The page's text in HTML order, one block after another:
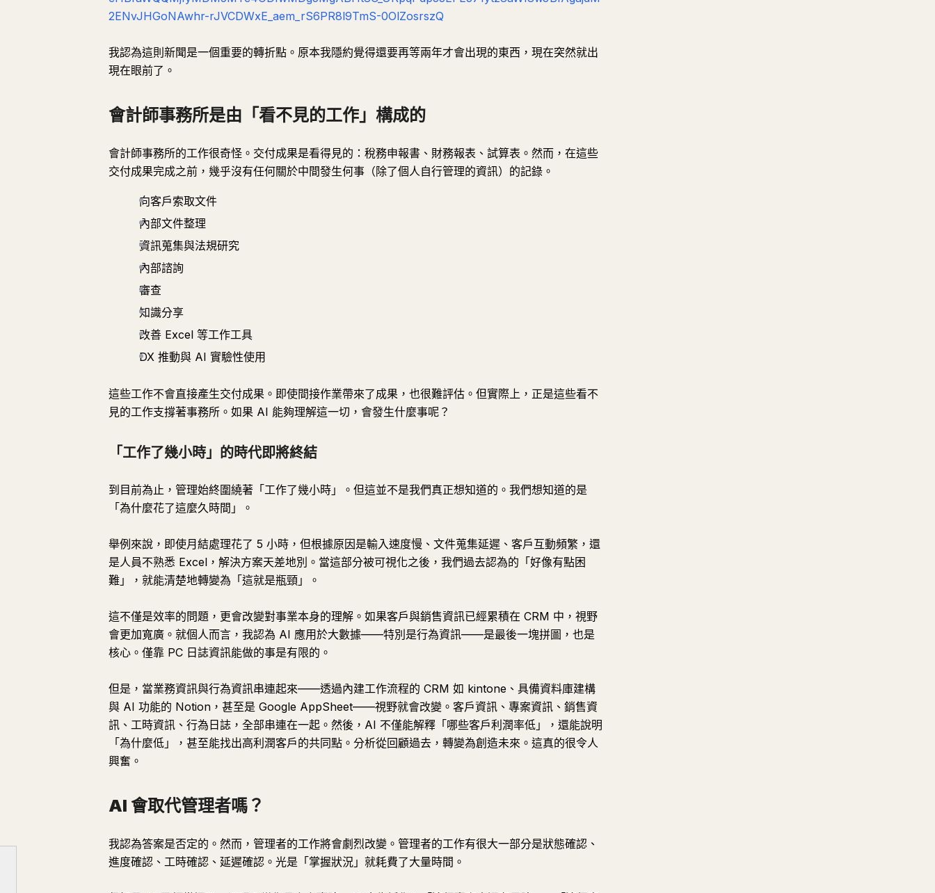
2ENvJHGoNAwhr-rJVCDWxE_aem_rS6PR8l9TmS-0OlZosrszQ
我認為這則新聞是一個重要的轉折點。原本我隱約覺得還要再等兩年才會出現的東西，現在突然就出
現在眼前了。
會計師事務所是由「看不見的工作」構成的
會計師事務所的工作很奇怪。交付成果是看得見的：稅務申報書、財務報表、試算表。然而，在這些
交付成果完成之前，幾乎沒有任何關於中間發生何事（除了個人自行管理的資訊）的記錄。
向客戶索取文件
內部文件整理
資訊蒐集與法規研究
內部諮詢
審查
知識分享
改善 Excel 等工作工具
DX 推動與 AI 實驗性使用
這些工作不會直接產生交付成果。即使間接作業帶來了成果，也很難評估。但實際上，正是這些看不
見的工作支撐著事務所。如果 AI 能夠理解這一切，會發生什麼事呢？
「工作了幾小時」的時代即將終結
到目前為止，管理始終圍繞著「工作了幾小時」。但這並不是我們真正想知道的。我們想知道的是
「為什麼花了這麼久時間」。
舉例來說，即使月結處理花了 5 小時，但根據原因是輸入速度慢、文件蒐集延遲、客戶互動頻繁，還
是人員不熟悉 Excel，解決方案天差地別。當這部分被可視化之後，我們過去認為的「好像有點困
難」，就能清楚地轉變為「這就是瓶頸」。
這不僅是效率的問題，更會改變對事業本身的理解。如果客戶與銷售資訊已經累積在 CRM 中，視野
會更加寬廣。就個人而言，我認為 AI 應用於大數據——特別是行為資訊——是最後一塊拼圖，也是
核心。僅靠 PC 日誌資訊能做的事是有限的。
但是，當業務資訊與行為資訊串連起來——透過內建工作流程的 CRM 如 kintone、具備資料庫建構
與 AI 功能的 Notion，甚至是 Google AppSheet——視野就會改變。客戶資訊、專案資訊、銷售資
訊、工時資訊、行為日誌，全部串連在一起。然後，AI 不僅能解釋「哪些客戶利潤率低」，還能說明
「為什麼低」，甚至能找出高利潤客戶的共同點。分析從回顧過去，轉變為創造未來。這真的很令人
興奮。
AI 會取代管理者嗎？
我認為答案是否定的。然而，管理者的工作將會劇烈改變。管理者的工作有很大一部分是狀態確認、
進度確認、工時確認、延遲確認。光是「掌握狀況」就耗費了大量時間。